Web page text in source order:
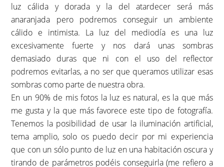
luz cálida y dorada y la del atardecer será más
anaranjada pero podremos conseguir un ambiente
cálido e intimista. La luz del mediodía es una luz
excesivamente fuerte y nos dará unas sombras
demasiado duras que ni con el uso del reflector
podremos evitarlas, a no ser que queramos utilizar esas
sombras como parte de nuestra obra.
En un 90% de mis fotos la luz es natural, es la que más
me gusta y la que más favorece este tipo de fotografía.
Tenemos la posibilidad de usar la iluminación artificial,
tema amplio, solo os puedo decir por mi experiencia
que con un sólo punto de luz en una habitación oscura y
tirando de parámetros podéis conseguirla (me refiero a